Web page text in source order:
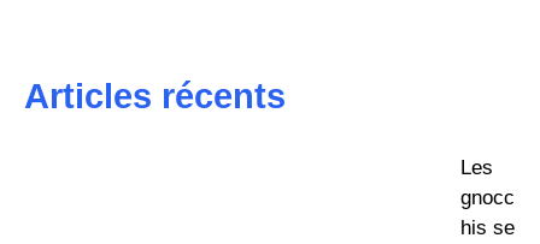
Articles récents
Les
gnocc
his se